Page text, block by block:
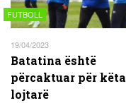
FUTBOLL
19/04/2023
Batatina është
përcaktuar për këta
lojtarë